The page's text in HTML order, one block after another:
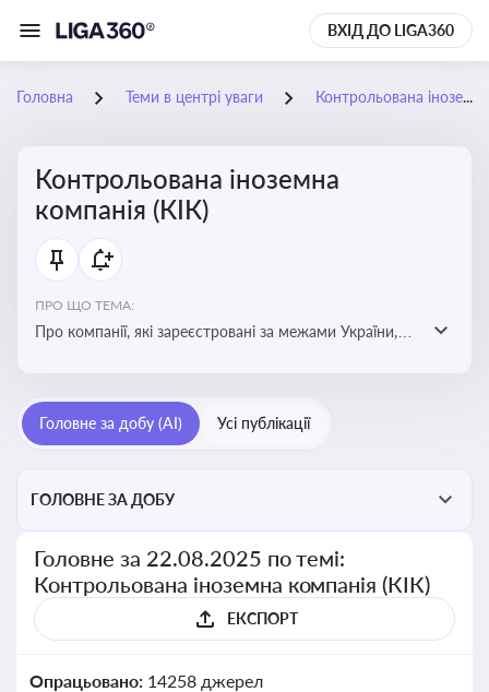
ВХІД ДО LIGA360
Головна Теми в центрі уваги Контрольована іноземна компанія (КІК)
Контрольована іноземна
компанія (КІК)
ПРО ЩО ТЕМА:
Про компанії, які зареєстровані за межами України,
органами України щодо своїх доходів і витрат
Головне за добу (AI) Усі публікації
ГОЛОВНЕ ЗА ДОБУ
Головне за 22.08.2025 по темі:
Контрольована іноземна компанія (КІК)
ЕКСПОРТ
Опрацьовано: 14258 джерел